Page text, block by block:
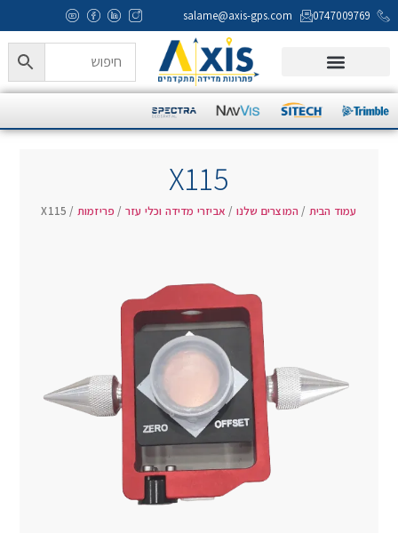
0747009769
salame@axis-gps.com
X115
עמוד הבית / המוצרים שלנו / אביזרי מדידה וכלי עזר / פריזמות / X115